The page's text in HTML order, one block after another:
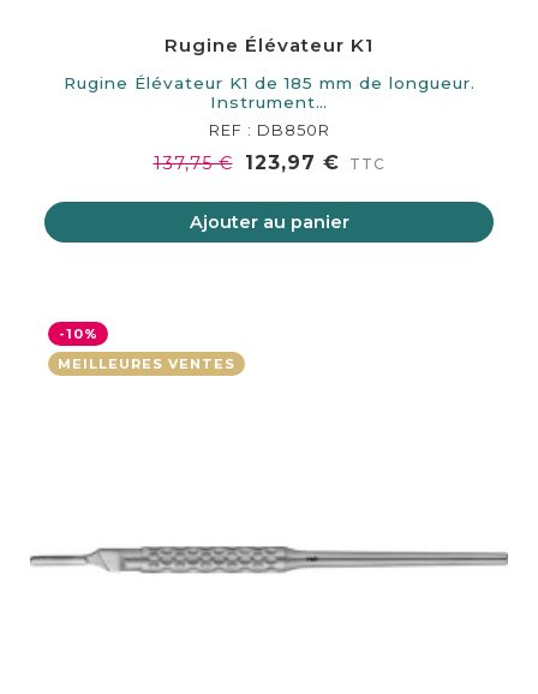
Rugine Élévateur K1
Rugine Élévateur K1 de 185 mm de longueur.
Instrument…
REF : DB850R
137,75 € 123,97 € TTC
Ajouter au panier
-10%
MEILLEURES VENTES